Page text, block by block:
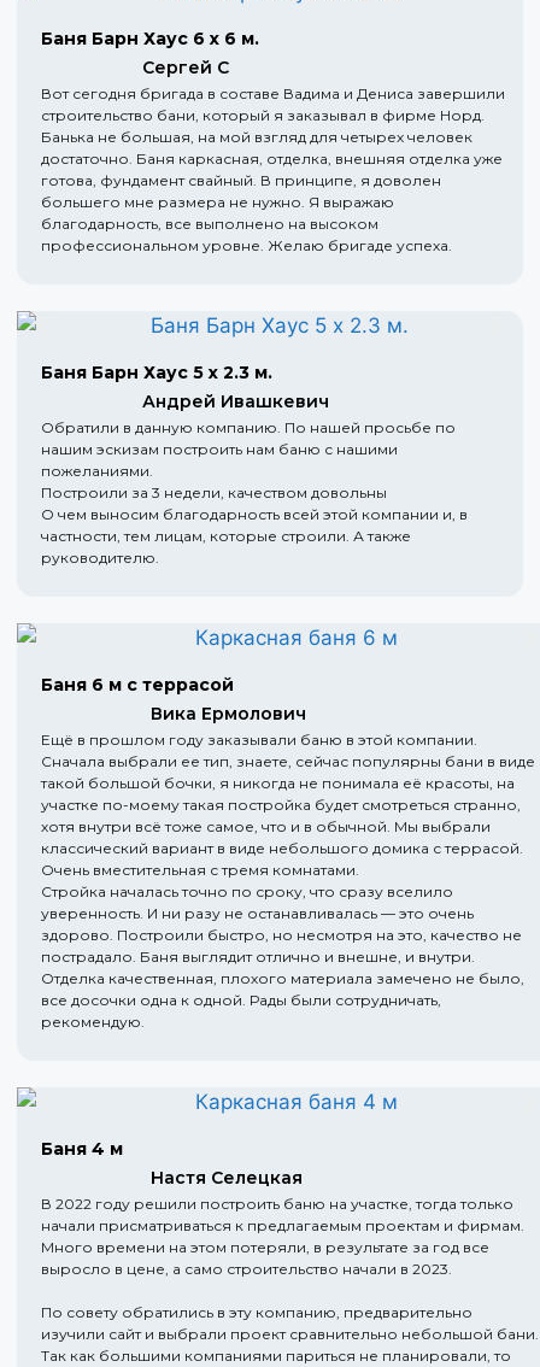
Баня Барн Хаус 6 х 6 м.
Сергей С
Вот сегодня бригада в составе Вадима и Дениса завершили
строительство бани, который я заказывал в фирме Норд.
Банька не большая, на мой взгляд для четырех человек
достаточно. Баня каркасная, отделка, внешняя отделка уже
готова, фундамент свайный. В принципе, я доволен
большего мне размера не нужно. Я выражаю
благодарность, все выполнено на высоком
профессиональном уровне. Желаю бригаде успеха.
Баня Барн Хаус 5 х 2.3 м.
Андрей Ивашкевич
Обратили в данную компанию. По нашей просьбе по
нашим эскизам построить нам баню с нашими
пожеланиями.
Построили за 3 недели, качеством довольны
О чем выносим благодарность всей этой компании и, в
частности, тем лицам, которые строили. А также
руководителю.
Баня 6 м с террасой
Вика Ермолович
Ещё в прошлом году заказывали баню в этой компании.
Сначала выбрали ее тип, знаете, сейчас популярны бани в виде
такой большой бочки, я никогда не понимала её красоты, на
участке по-моему такая постройка будет смотреться странно,
хотя внутри всё тоже самое, что и в обычной. Мы выбрали
классический вариант в виде небольшого домика с террасой.
Очень вместительная с тремя комнатами.
Стройка началась точно по сроку, что сразу вселило
уверенность. И ни разу не останавливалась — это очень
здорово. Построили быстро, но несмотря на это, качество не
пострадало. Баня выглядит отлично и внешне, и внутри.
Отделка качественная, плохого материала замечено не было,
все досочки одна к одной. Рады были сотрудничать,
рекомендую.
Баня 4 м
Настя Селецкая
В 2022 году решили построить баню на участке, тогда только
начали присматриваться к предлагаемым проектам и фирмам.
Много времени на этом потеряли, в результате за год все
выросло в цене, а само строительство начали в 2023.
По совету обратились в эту компанию, предварительно
изучили сайт и выбрали проект сравнительно небольшой бани.
Так как большими компаниями париться не планировали, то